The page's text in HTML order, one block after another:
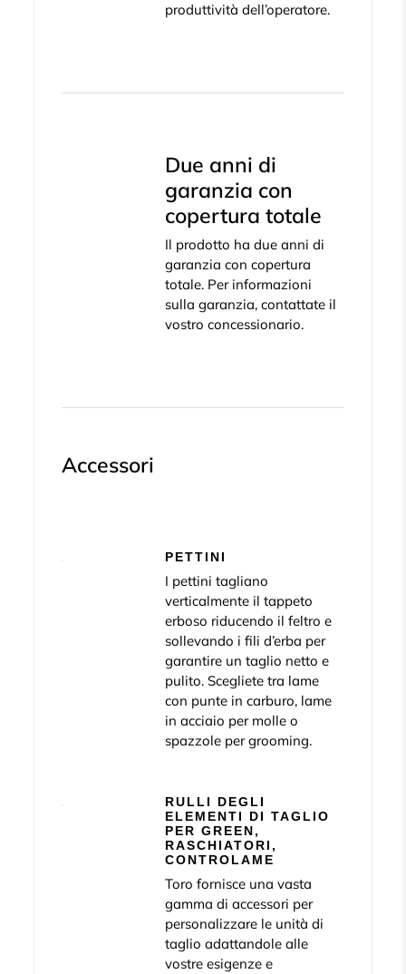
produttività dell’operatore.
Due anni di
garanzia con
copertura totale
Il prodotto ha due anni di
garanzia con copertura
totale. Per informazioni
sulla garanzia, contattate il
vostro concessionario.
Accessori
PETTINI
I pettini tagliano
verticalmente il tappeto
erboso riducendo il feltro e
sollevando i fili d’erba per
garantire un taglio netto e
pulito. Scegliete tra lame
con punte in carburo, lame
in acciaio per molle o
spazzole per grooming.
RULLI DEGLI
ELEMENTI DI TAGLIO
PER GREEN,
RASCHIATORI,
CONTROLAME
Toro fornisce una vasta
gamma di accessori per
personalizzare le unità di
taglio adattandole alle
vostre esigenze e